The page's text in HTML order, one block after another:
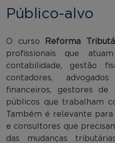
Público-alvo
O curso Reforma
profissionais que
contabilidade, gestão
contadores,
financeiros, gestores de
públicos que trabalham
Também é relevante
e consultores que
das mudanças